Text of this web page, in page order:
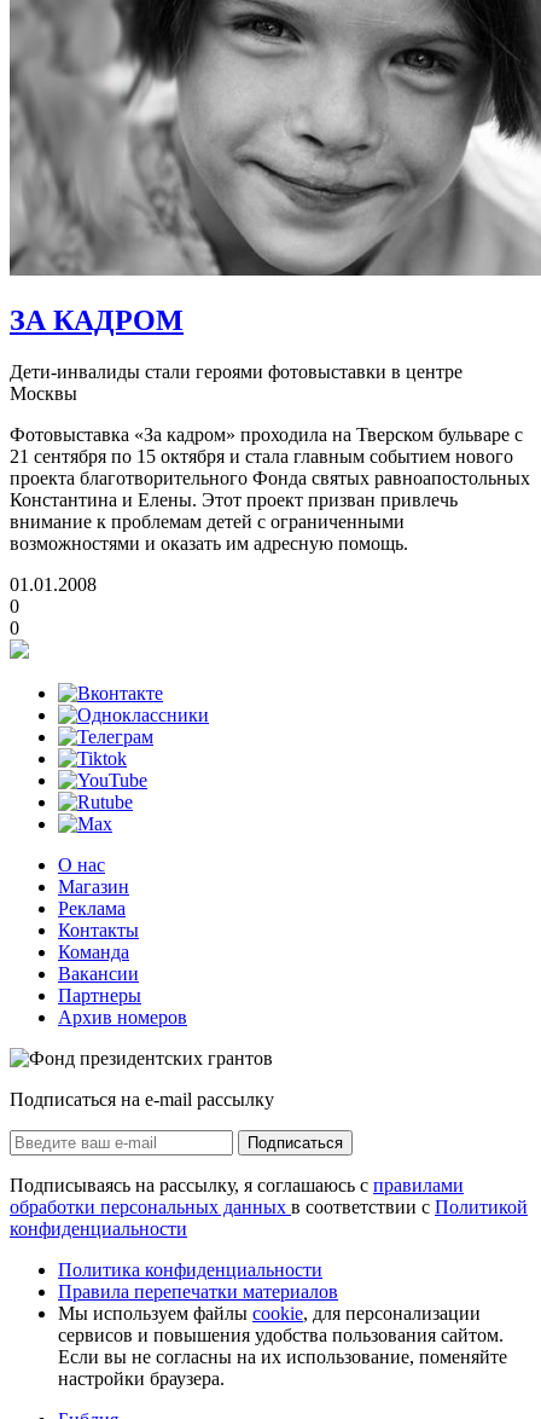
ЗА КАДРОМ
Дети-инвалиды стали героями фотовыставки в центре
Москвы
Фотовыставка «За кадром» проходила на Тверском бульваре с
21 сентября по 15 октября и стала главным событием нового
проекта благотворительного Фонда святых равноапостольных
Константина и Елены. Этот проект призван привлечь
внимание к проблемам детей с ограниченными
возможностями и оказать им адресную помощь.
01.01.2008
0
0
О нас
Магазин
Реклама
Контакты
Команда
Вакансии
Партнеры
Архив номеров
Подписаться на e-mail рассылку
Подписаться
Подписываясь на рассылку, я соглашаюсь с правилами
обработки персональных данных в соответствии с Политикой
конфиденциальности
Политика конфиденциальности
Правила перепечатки материалов
Мы используем файлы cookie, для персонализации
сервисов и повышения удобства пользования сайтом.
Если вы не согласны на их использование, поменяйте
настройки браузера.